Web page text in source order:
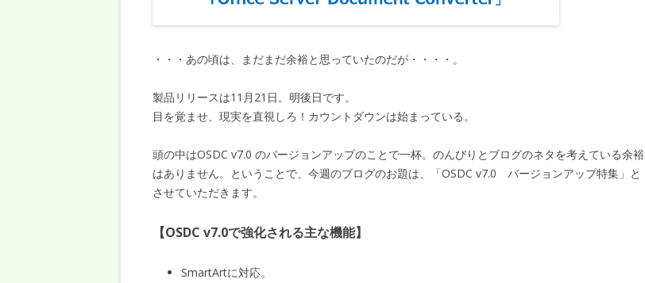
・・・あの頃は、まだまだ余裕と思っていたのだが・・・・。
製品リリースは11月21日。明後日です。
目を覚ませ、現実を直視しろ！カウントダウンは始まっている。
頭の中はOSDC v7.0 のバージョンアップのことで一杯。のんびりとブログのネタを考えている余裕
はありません。ということで、今週のブログのお題は、「OSDC v7.0 バージョンアップ特集」と
させていただきます。
【OSDC v7.0で強化される主な機能】
SmartArtに対応。